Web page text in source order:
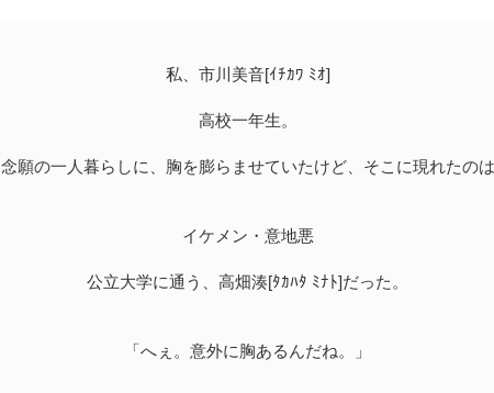
私、市川美音[ｲﾁｶﾜ ﾐｵ]
高校一年生。
念願の一人暮らしに、胸を膨らませていたけど、そこに現れたのは
イケメン・意地悪
公立大学に通う、高畑湊[ﾀｶﾊﾀ ﾐﾅﾄ]だった。
「へぇ。意外に胸あるんだね。」